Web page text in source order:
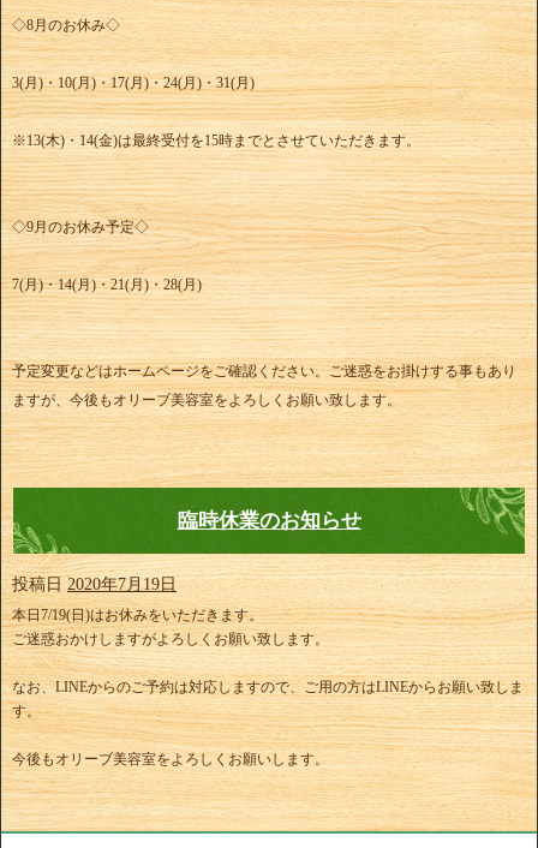
◇8月のお休み◇
3(月)・10(月)・17(月)・24(月)・31(月)
※13(木)・14(金)は最終受付を15時までとさせていただきます。
◇9月のお休み予定◇
7(月)・14(月)・21(月)・28(月)
予定変更などはホームページをご確認ください。ご迷惑をお掛けする事もあり
ますが、今後もオリーブ美容室をよろしくお願い致します。
臨時休業のお知らせ
投稿日 2020年7月19日
本日7/19(日)はお休みをいただきます。
ご迷惑おかけしますがよろしくお願い致します。
なお、LINEからのご予約は対応しますので、ご用の方はLINEからお願い致しま
す。
今後もオリーブ美容室をよろしくお願いします。